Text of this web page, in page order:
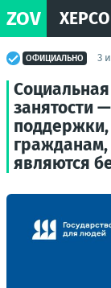
ZOV
ОФИЦИАЛЬНО 3
занятости
являются